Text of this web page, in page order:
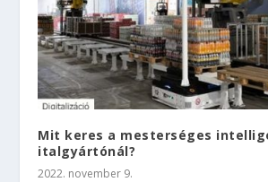
Mit keres a mesterséges
italgyártónál?
2022. november 9.